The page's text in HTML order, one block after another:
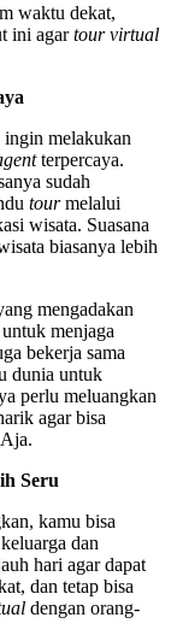
waktu dekat,
ini agartour virtual
melakukan
terpercaya.
sudah
tourmelalui
wisata. Suasana
biasanya lebih
mengadakan
menjaga
bekerja sama
dunia untuk
perlu meluangkan
agar bisa
Seru
kamu bisa
dan
hari agar dapat
dan tetap bisa
dengan orang-